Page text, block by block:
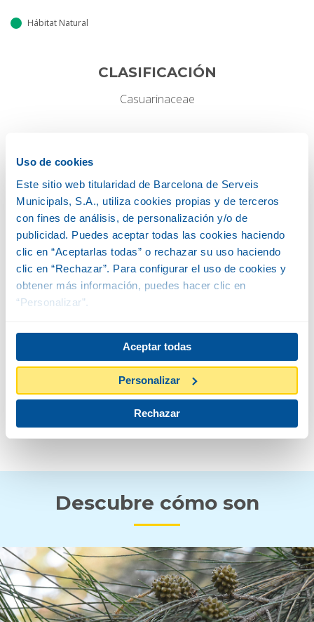
Uso de cookies
Este sitio web titularidad de Barcelona de Serveis
Municipals, S.A., utiliza cookies propias y de terceros
con fines de análisis, de personalización y/o de
publicidad. Puedes aceptar todas las cookies haciendo
clic en “Aceptarlas todas” o rechazar su uso haciendo
clic en “Rechazar”. Para configurar el uso de cookies y
obtener más información, puedes hacer clic en
“Personalizar”.
Aceptar todas
Personalizar
Rechazar
Hábitat Natural
CLASIFICACIÓN
Casuarinaceae
Alto
15-20 M
FLOR Y FRUTO
Descubre cómo son